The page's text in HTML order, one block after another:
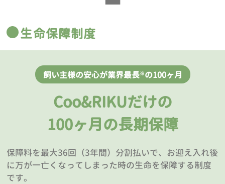
生命保障制度
飼い主様の安心が業界最長※の100ヶ月
Coo&RIKUだけの
100ヶ月の長期保障
保障料を最大36回（3年間）分割払いで、お迎え入れ後
に万が一亡くなってしまった時の生命を保障する制度
です。